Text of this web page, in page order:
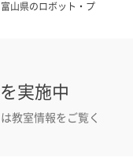
富山県のロボット・プ
実施中
教室情報をご覧く